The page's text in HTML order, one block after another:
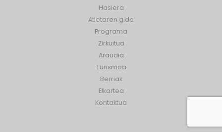
trade INN ZARAUZKO TRIATLOIA
Hasiera
Atletaren gida
Programa
Zirkuitua
Araudia
Turismoa
Berriak